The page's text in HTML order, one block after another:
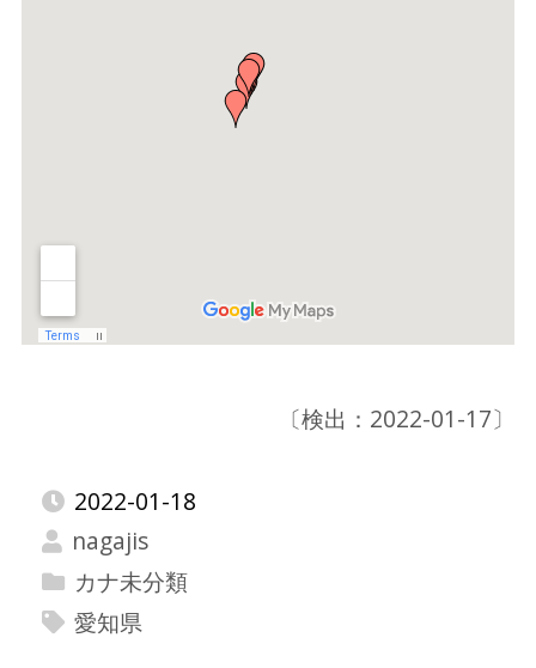
〔検出：2022-01-17〕
2022-01-18
nagajis
カナ未分類
愛知県